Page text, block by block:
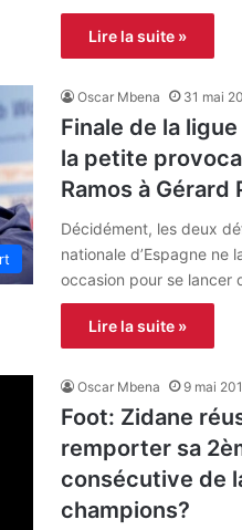
Lire la suite »
Oscar Mbena 31 mai
Finale de la
la petite
Ramos à Gérard
Décidément, les deux
nationale d’Espagne ne
occasion pour se lancer
Lire la suite »
Oscar Mbena 9 mai
Foot: Zidane
remporter sa
consécutive de
champions?